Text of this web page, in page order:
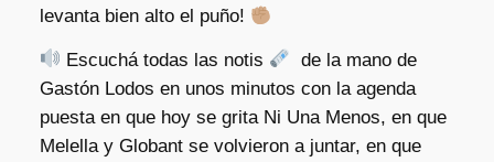
levanta bien alto el puño!
Escuchá todas las notis
de la mano de
Gastón Lodos en unos minutos con la agenda
puesta en que hoy se grita Ni Una Menos, en que
Melella y Globant se volvieron a juntar, en que